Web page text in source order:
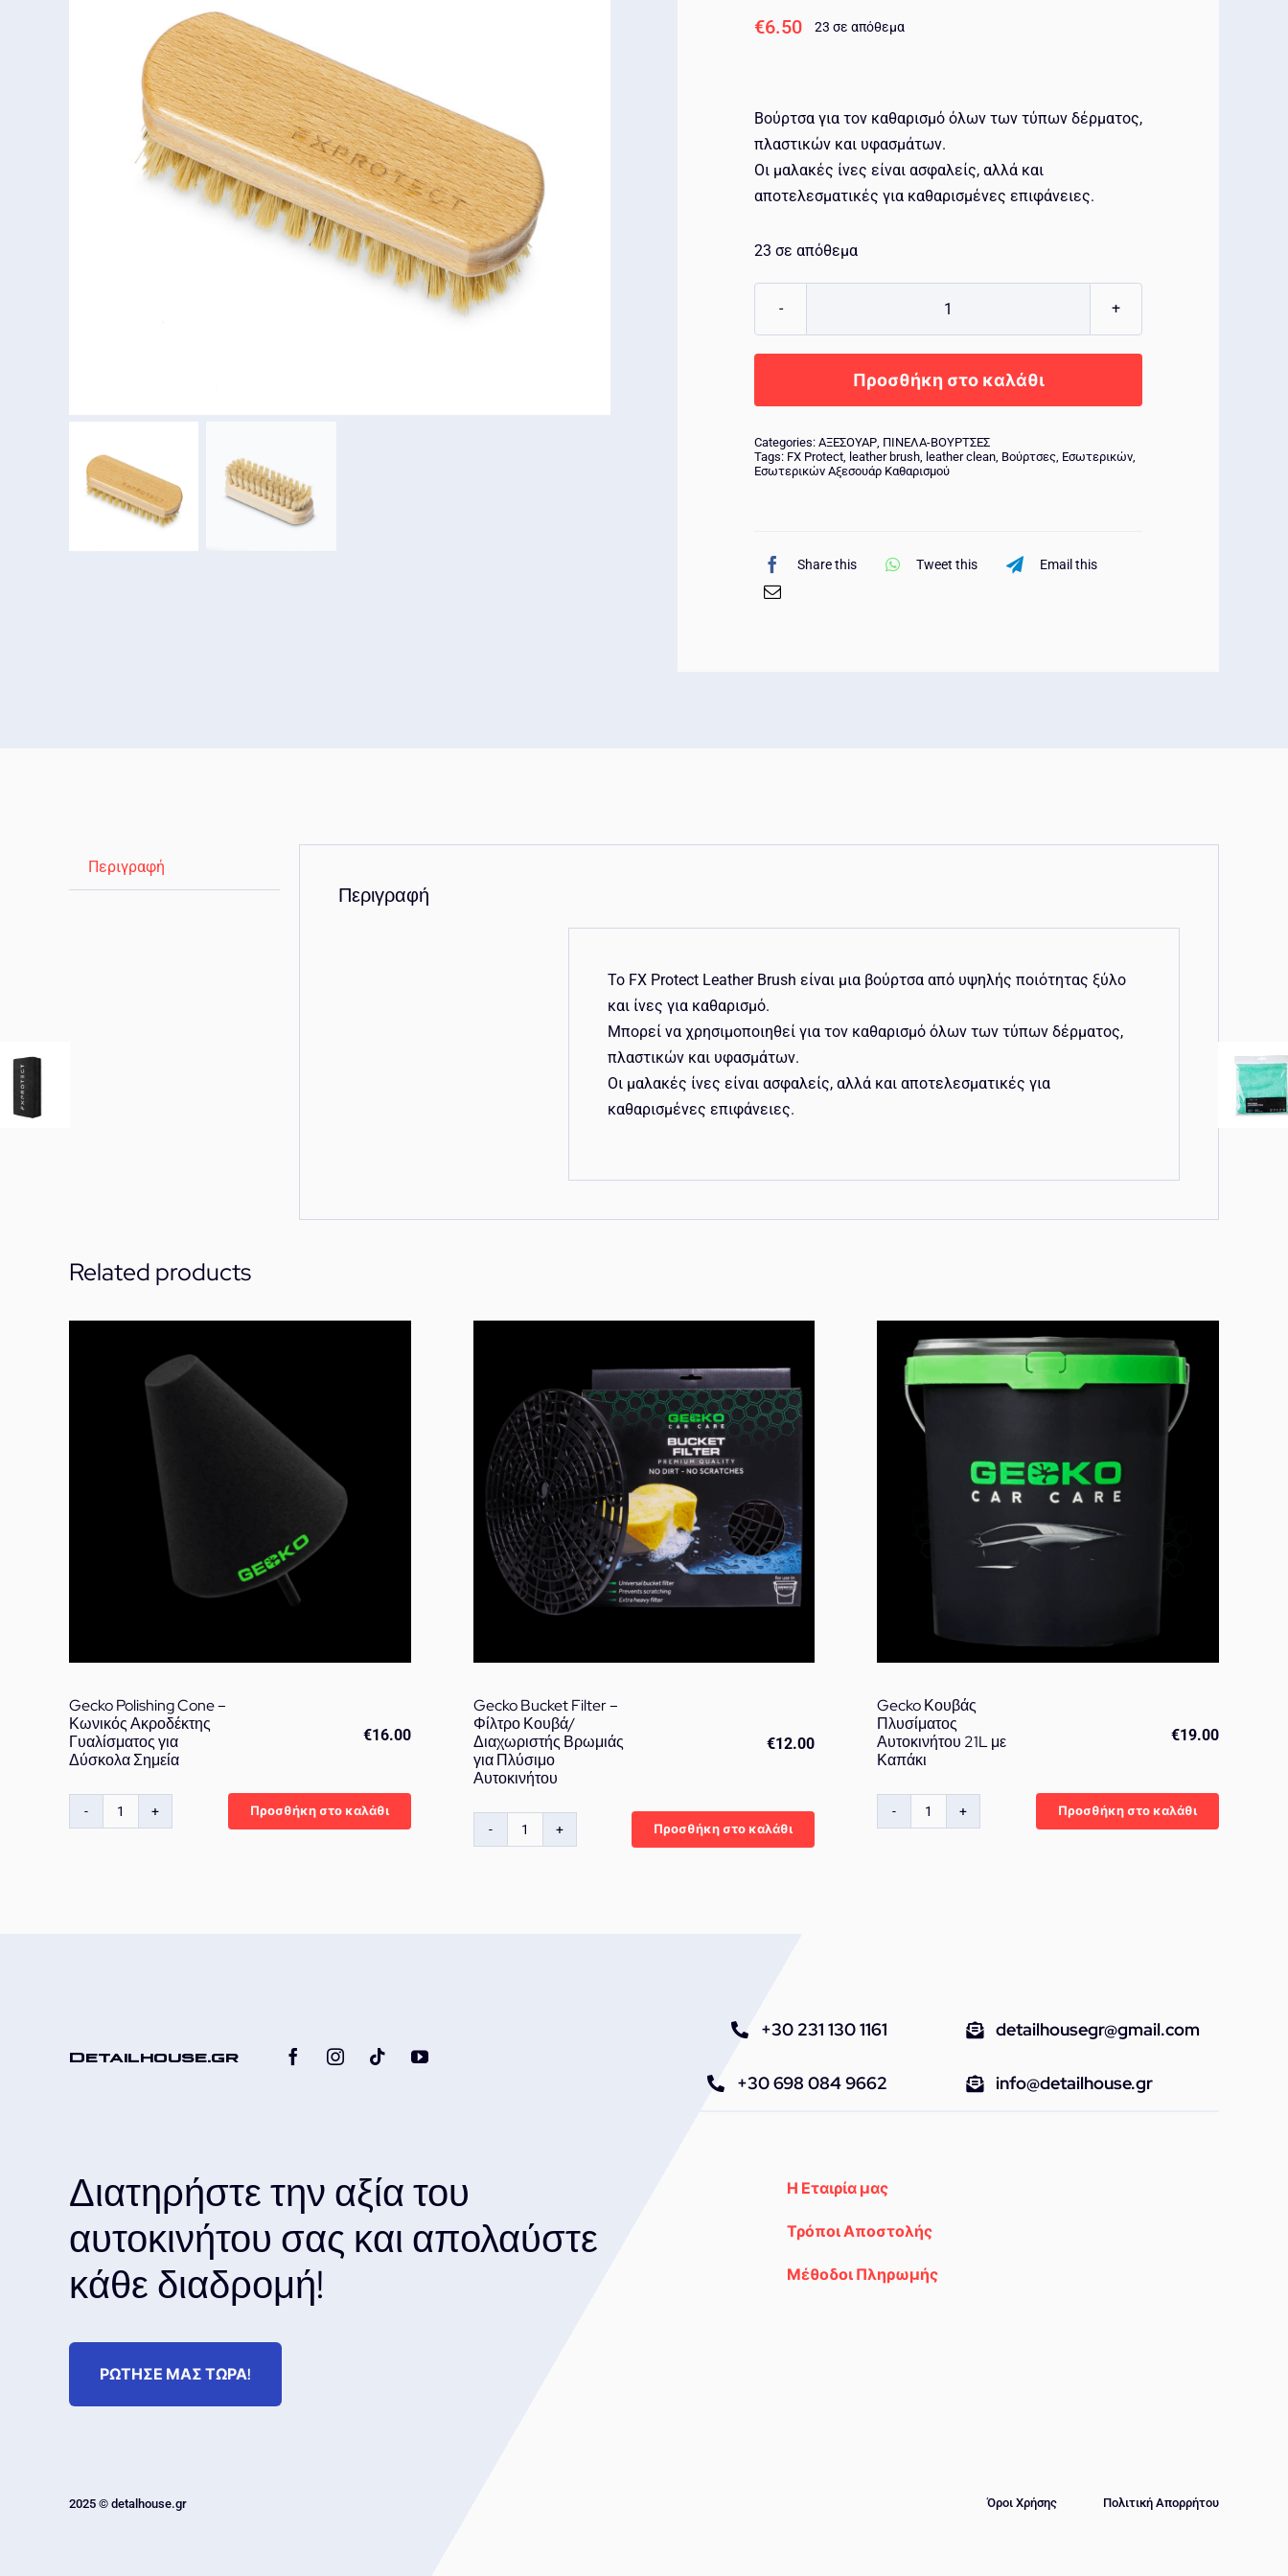
€6.50 23 σε απόθεμα
Βούρτσα για τον καθαρισμό όλων των τύπων δέρματος,
πλαστικών και υφασμάτων.
Οι μαλακές ίνες είναι ασφαλείς, αλλά και
αποτελεσματικές για καθαρισμένες επιφάνειες.
23 σε απόθεμα
FX
Leather
Προσθήκη στο καλάθι
Categories: ΑΞΕΣΟΥΑΡ, ΠΙΝΕΛΑ-ΒΟΥΡΤΣΕΣ
Tags: FX Protect, leather brush, leather clean, Βούρτσες, Εσωτερικών,
Εσωτερικών Αξεσουάρ Καθαρισμού
Share this Tweet this Email this
Περιγραφή
Περιγραφή
Το FX Protect Leather Brush είναι μια βούρτσα από υψηλής ποιότητας ξύλο
και ίνες για καθαρισμό.
Μπορεί να χρησιμοποιηθεί για τον καθαρισμό όλων των τύπων δέρματος,
πλαστικών και υφασμάτων.
Οι μαλακές ίνες είναι ασφαλείς, αλλά και αποτελεσματικές για
καθαρισμένες επιφάνειες.
Related products
Gecko Polishing Cone –
Κωνικός Ακροδέκτης
Γυαλίσματος για
Δύσκολα Σημεία
€16.00
Gecko
Προσθήκη στο καλάθι
Gecko Bucket Filter –
Φίλτρο Κουβά/
Διαχωριστής Βρωμιάς
για Πλύσιμο
Αυτοκινήτου
€12.00
Gecko
Προσθήκη στο καλάθι
Gecko Κουβάς
Πλυσίματος
Αυτοκινήτου 21L με
Καπάκι
€19.00
Gecko
Προσθήκη στο καλάθι
Detailhouse.gr
+30 231 130 1161
+30 698 084 9662
detailhousegr@gmail.com
info@detailhouse.gr
Διατηρήστε την αξία του
αυτοκινήτου σας και απολαύστε
κάθε διαδρομή!
ΡΩΤΗΣΕ ΜΑΣ ΤΩΡΑ!
Η Εταιρία μας
Τρόποι Αποστολής
Μέθοδοι Πληρωμής
2025 © detalhouse.gr Όροι Χρήσης Πολιτική Απορρήτου